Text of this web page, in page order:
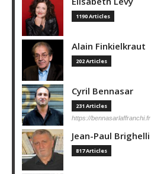
1190 Articles
Alain Finkielkraut
202 Articles
Cyril Bennasar
231 Articles
https://bennasarlaffranchi.fr
Jean-Paul Brighelli
817 Articles